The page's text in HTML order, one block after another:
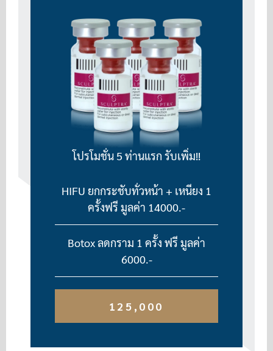
โปรโมชั่น 5 ท่านแรก รับเพิ่ม!!
HIFU ยกกระชับทั่วหน้า + เหนียง 1
ครั้งฟรี มูลค่า 14000.-
Botox ลดกราม 1 ครั้ง ฟรี มูลค่า
6000.-
125,000